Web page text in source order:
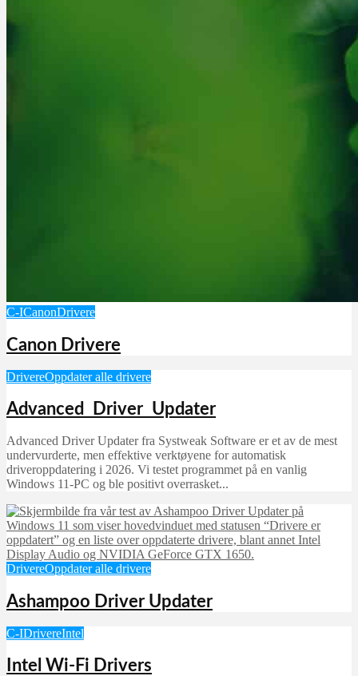
C-ICanonDrivere
Canon Drivere
DrivereOppdater alle drivere
Advanced Driver Updater
Advanced Driver Updater fra Systweak Software er et av de mest
undervurderte, men effektive verktøyene for automatisk
driveroppdatering i 2026. Vi testet programmet på en vanlig
Windows 11-PC og ble positivt overrasket...
DrivereOppdater alle drivere
Ashampoo Driver Updater
C-IDrivereIntel
Intel Wi-Fi Drivers